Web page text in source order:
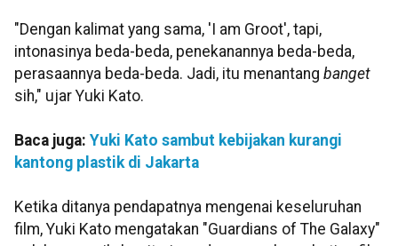
"Dengan kalimat yang sama, 'I am Groot', tapi,
intonasinya beda-beda, penekanannya beda-beda,
perasaannya beda-beda. Jadi, itu menantang banget
sih," ujar Yuki Kato.
Baca juga: Yuki Kato sambut kebijakan kurangi
kantong plastik di Jakarta
Ketika ditanya pendapatnya mengenai keseluruhan
film, Yuki Kato mengatakan "Guardians of The Galaxy"